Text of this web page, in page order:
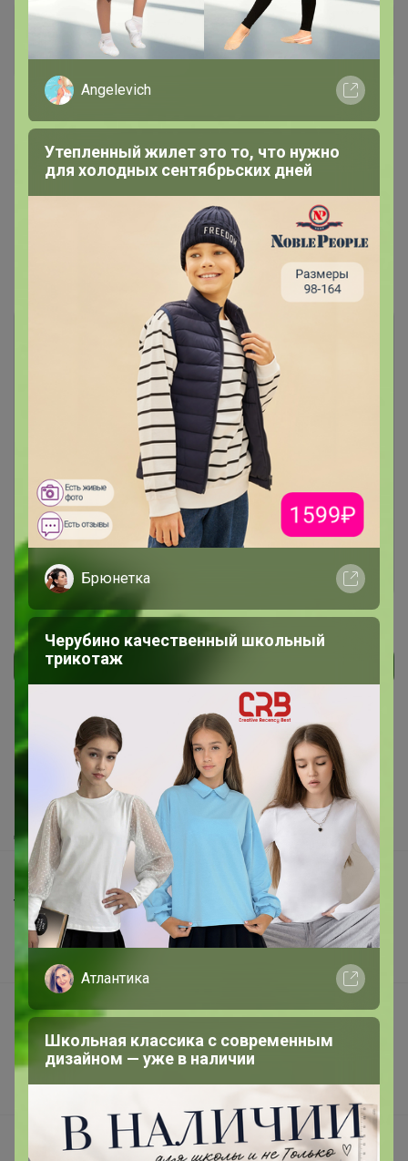
Людмила1904
Виртуоз СП
19 декабря, 2023 20:38
простите с Эльфом перепутала Вас
Показаны записи 1-5
Чтобы ответить или задать вопрос
необходимо авторизоваться на сайте
Это займет меньше минуты
Как здесь все устроено?
Как сделать заказ?
Как получить?
Доставка
Шоурумы
Торговые марки
Наша команда
В наличии
Подарочные сертификаты
Реклама на сайте
Поставщикам
support@24-ok.ru
Angelevich
Утепленный жилет это то, что нужно
для холодных сентябрьских дней
Брюнетка
Черубино качественный школьный
трикотаж
Атлантика
Школьная классика с современным
дизайном — уже в наличии